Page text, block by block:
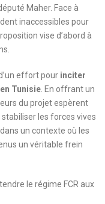
Maher. Face à
inaccessibles pour
vise d’abord à
effort pour inciter
Tunisie. En offrant un
du projet espèrent
les forces vives
un contexte où les
un véritable frein
le régime FCR aux